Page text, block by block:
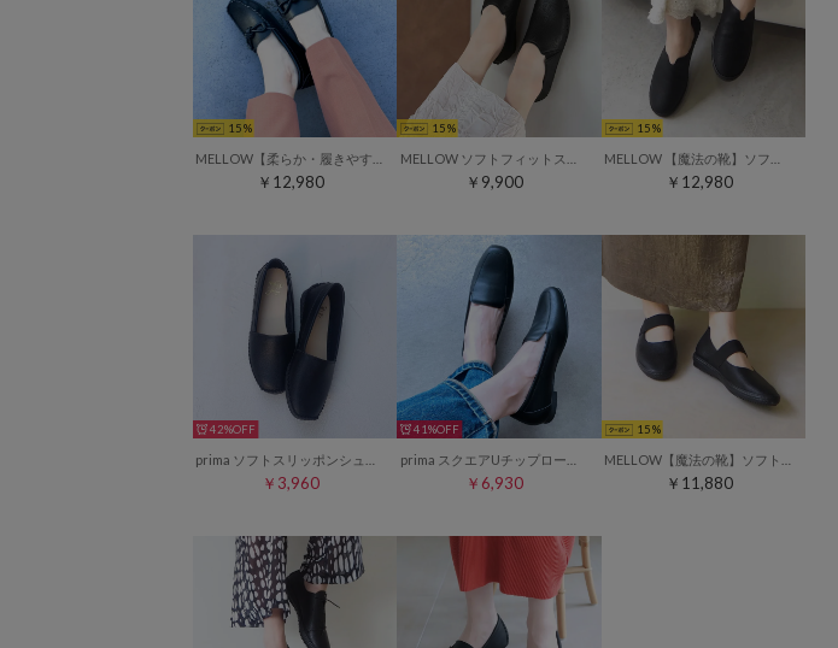
15
￥12,980
15
￥9,900
15
￥12,980
42%
￥3,960
41%
￥6,930
15
￥11,880